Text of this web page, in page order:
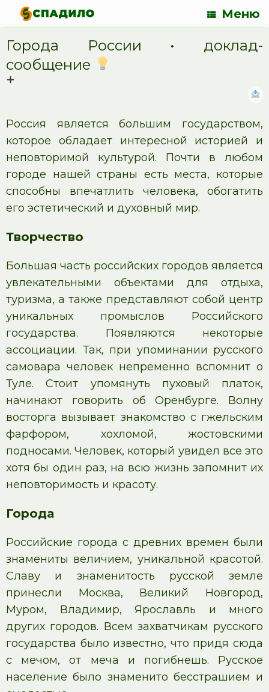
Меню
Города России • доклад-
сообщение
Россия является большим государством,
которое обладает интересной историей и
неповторимой культурой. Почти в любом
городе нашей страны есть места, которые
способны впечатлить человека, обогатить
его эстетический и духовный мир.
Творчество
Большая часть российских городов является
увлекательными объектами для отдыха,
туризма, а также представляют собой центр
уникальных промыслов Российского
государства. Появляются некоторые
ассоциации. Так, при упоминании русского
самовара человек непременно вспомнит о
Туле. Стоит упомянуть пуховый платок,
начинают говорить об Оренбурге. Волну
восторга вызывает знакомство с гжельским
фарфором, хохломой, жостовскими
подносами. Человек, который увидел все это
хотя бы один раз, на всю жизнь запомнит их
неповторимость и красоту.
Города
Российские города с древних времен были
знамениты величием, уникальной красотой.
Славу и знаменитость русской земле
принесли Москва, Великий Новгород,
Муром, Владимир, Ярославль и много
других городов. Всем захватчикам русского
государства было известно, что придя сюда
с мечом, от меча и погибнешь. Русское
население было знаменито бесстрашием и